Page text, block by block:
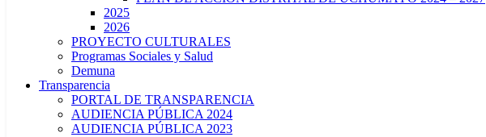
2025
2026
PROYECTO CULTURALES
Programas Sociales y Salud
Demuna
Transparencia
PORTAL DE TRANSPARENCIA
AUDIENCIA PÚBLICA 2024
AUDIENCIA PÚBLICA 2023